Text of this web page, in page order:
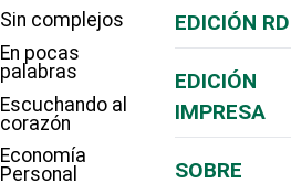
Sin complejos
En pocas
palabras
Escuchando al
corazón
Economía
Personal
EDICIÓN RD
EDICIÓN
IMPRESA
SOBRE